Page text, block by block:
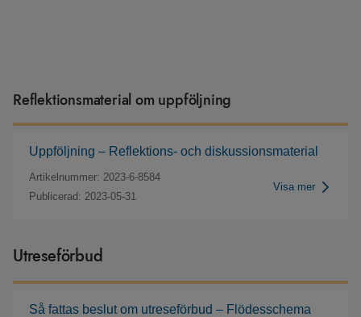
Reflektionsmaterial om uppföljning
Uppföljning – Reflektions- och diskussionsmaterial
Artikelnummer: 2023-6-8584
Publicerad: 2023-05-31
Visa mer
Utreseförbud
Så fattas beslut om utreseförbud – Flödesschema